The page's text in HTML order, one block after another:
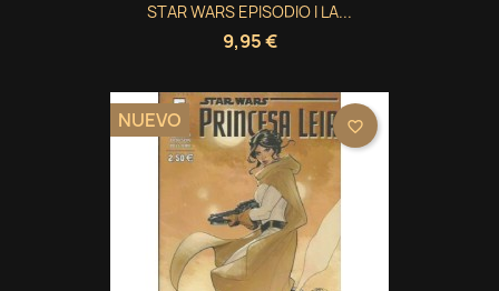
STAR WARS EPISODIO I LA...
9,95 €
NUEVO favorite_border